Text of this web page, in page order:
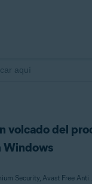
volcado del
Windows
Se aplica a Avast